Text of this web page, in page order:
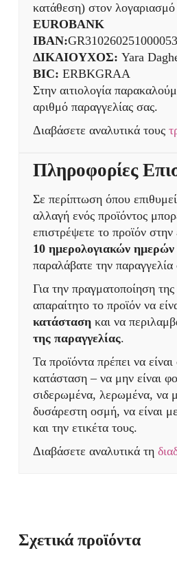
κατάθεση) στον
EUROBANK
IBAN:
ΔΙΚΑΙΟΥΧΟΣ: Yara
BIC: ERBKGRAA
Στην αιτιολογία
αριθμό παραγγελίας σας.
Διαβάσετε αναλυτικά τους
Πληροφορίες
Σε περίπτωση όπου
αλλαγή ενός προϊόντος
επιστρέψετε το προϊόν στην
10 ημερολογιακών ημερών
παραλάβατε την παραγγελία
Για την πραγματοποίηση της
απαραίτητο το προϊόν να
κατάστασηκαι να
της παραγγελίας.
Τα προϊόντα πρέπει να
κατάσταση – να μην είναι
σιδερωμένα, λερωμένα, να
δυσάρεστη οσμή, να είναι
και την ετικέτα τους.
Διαβάσετε αναλυτικά τη
Σχετικά προϊόντα